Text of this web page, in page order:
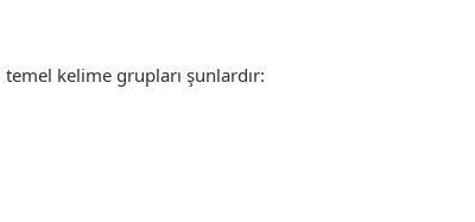
kelime grupları şunlardır: